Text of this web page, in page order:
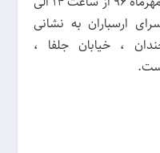
ارسباران به نشانی
، خیابان جلفا ،